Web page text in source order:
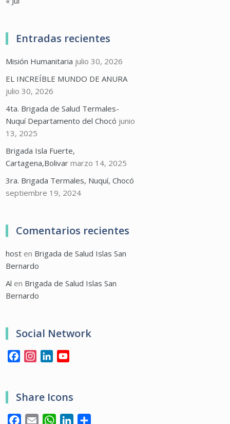
Entradas recientes
Misión Humanitaria julio 30, 2026
EL INCREÍBLE MUNDO DE ANURA
julio 30, 2026
4ta. Brigada de Salud Termales-
Nuquí Departamento del Chocó junio
13, 2025
Brigada Isla Fuerte,
Cartagena,Bolivar marzo 14, 2025
3ra. Brigada Termales, Nuquí, Chocó
septiembre 19, 2024
Comentarios recientes
host en Brigada de Salud Islas San
Bernardo
Al en Brigada de Salud Islas San
Bernardo
Social Network
FacebookInstagram
LinkedIn
Share Icons
Facebook
Email WhatsAppLinkedIn